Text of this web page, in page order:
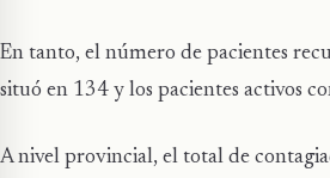
En tanto, el número de pacientes
situó en 134 y los pacientes activos
A nivel provincial, el total de